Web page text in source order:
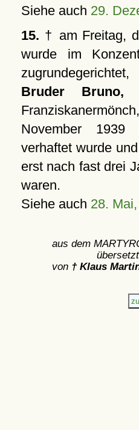
Siehe auch 29.
15. † am Freitag,
wurde im
Bruder Bruno,
November
verhaftet wurde
erst nach fast drei
waren.
Siehe auch 28.
aus dem
von † Klaus